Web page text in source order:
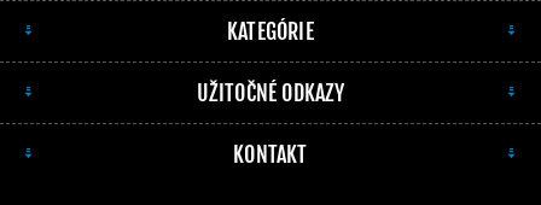
KATEGÓRIE
UŽITOČNÉ ODKAZY
KONTAKT